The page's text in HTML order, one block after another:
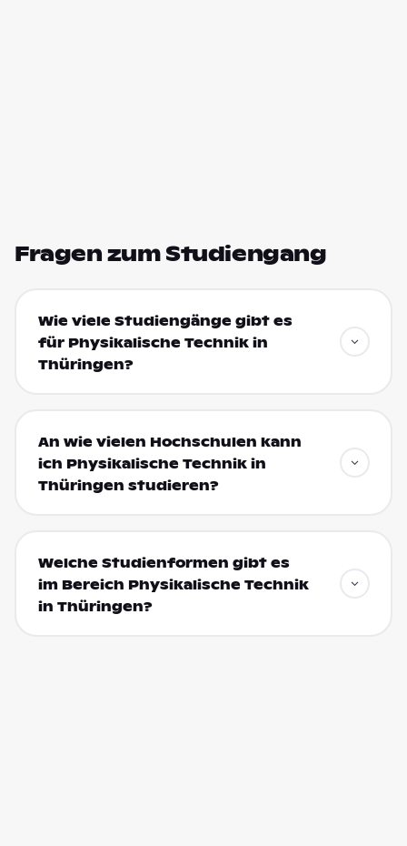
Fragen zum Studiengang
Wie viele Studiengänge gibt es
für Physikalische Technik in
Thüringen?
An wie vielen Hochschulen kann
ich Physikalische Technik in
Thüringen studieren?
Welche Studienformen gibt es
im Bereich Physikalische Technik
in Thüringen?